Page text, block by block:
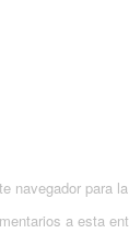
navegador para
a esta